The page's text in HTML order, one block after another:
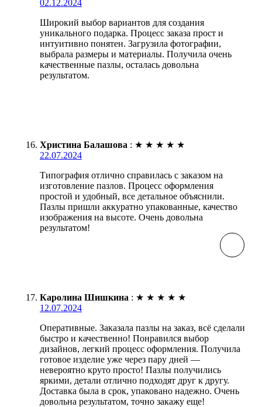
02.12.2024
Широкий выбор вариантов для создания
уникального подарка. Процесс заказа прост и
интуитивно понятен. Загрузила фотографии,
выбрала размеры и материалы. Получила очень
качественные пазлы, осталась довольна
результатом.
Христина Балашова : ★ ★ ★ ★ ★
22.07.2024
Типография отлично справилась с заказом на
изготовление пазлов. Процесс оформления
простой и удобный, все детальное объяснили.
Пазлы пришли аккуратно упакованные, качество
изображения на высоте. Очень довольна
результатом!
Каролина Шишкина : ★ ★ ★ ★ ★
12.07.2024
Оперативные. Заказала пазлы на заказ, всё сделали
быстро и качественно! Понравился выбор
дизайнов, легкий процесс оформления. Получила
готовое изделие уже через пару дней —
невероятно круто просто! Пазлы получились
яркими, детали отлично подходят друг к другу.
Доставка была в срок, упаковано надежно. Очень
довольна результатом, точно закажу еще!